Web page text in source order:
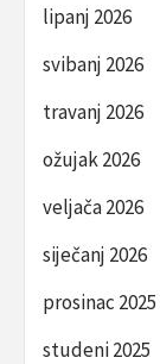
lipanj 2026
svibanj 2026
travanj 2026
ožujak 2026
veljača 2026
siječanj 2026
prosinac 2025
studeni 2025